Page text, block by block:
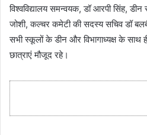
विश्वविद्यालय समन्वयक, डॉ आरपी सिंह,
जोशी, कल्चर कमेटी की सदस्य सचिव डॉ
सभी स्कूलों के डीन और विभागाध्यक्ष के
छात्राएं मौजूद रहे।